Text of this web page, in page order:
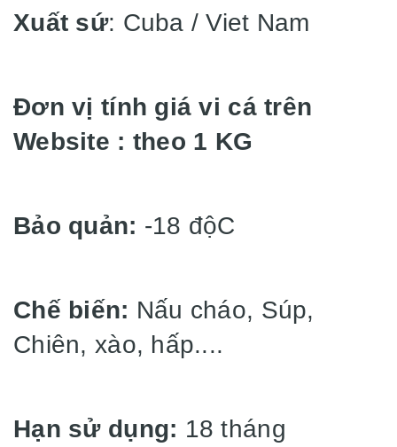
Xuất sứ: Cuba / Viet Nam
Đơn vị tính giá vi cá trên
Website : theo 1 KG
Bảo quản: -18 độC
Chế biến: Nấu cháo, Súp,
Chiên, xào, hấp....
Hạn sử dụng: 18 tháng